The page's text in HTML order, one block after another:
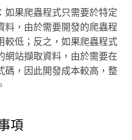
如果爬蟲程式只需要於特定
料，由於需要開發的爬蟲程
較低；反之，如果爬蟲程式
網站擷取資料，由於需要在
碼，因此開發成本較高，整
項